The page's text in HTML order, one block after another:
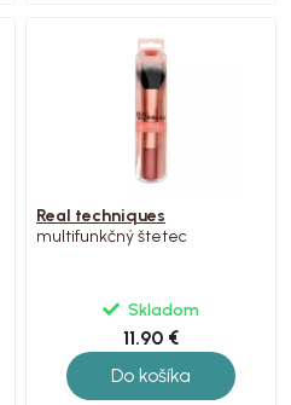
Real techniques
multifunkčný štetec
Skladom
11.90 €
Do košíka